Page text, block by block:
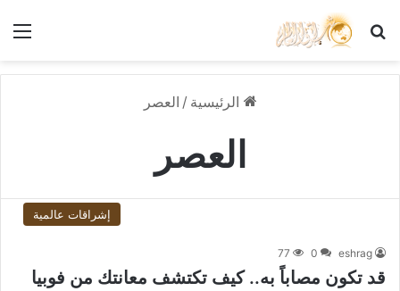
بحث عن
الرئيسية / العصر
العصر
إشراقات عالمية
eshrag
0
77
قد تكون مصاباً به.. كيف تكتشف معانتك من فوبيا